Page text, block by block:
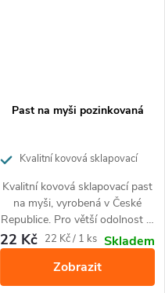
Past na myši pozinkovaná
Kvalitní kovová sklapovací
Republice
Kvalitní kovová sklapovací past
na myši, vyrobená v České
Republice. Pro větší odolnost je
past ošetřena pozinkováním. Z
pastí které máme v nabídce, má
právě pozinkovaná největší
odolnost proti vlhkosti a je tedy
22 Kč Měrná
22 Kč / 1 ks Skladem
Zobrazit